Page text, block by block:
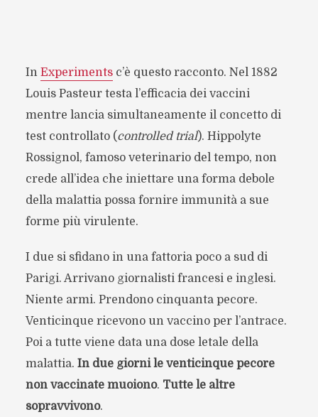
In Experimentsc’è questo racconto. Nel 1882
Louis Pasteur testa l’efficacia dei vaccini
mentre lancia simultaneamente il concetto di
test controllato (controlled trial). Hippolyte
Rossignol, famoso veterinario del tempo, non
crede all’idea che iniettare una forma debole
della malattia possa fornire immunità a sue
forme più virulente.
I due si sfidano in una fattoria poco a sud di
Parigi. Arrivano giornalisti francesi e inglesi.
Niente armi. Prendono cinquanta pecore.
Venticinque ricevono un vaccino per l’antrace.
Poi a tutte viene data una dose letale della
malattia. In due giorni le venticinque pecore
non vaccinate muoiono. Tutte le altre
sopravvivono.